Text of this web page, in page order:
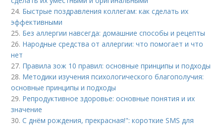
24. Быстрые поздравления коллегам: как сделать их
эффективными
25. Без аллергии навсегда: домашние способы и рецепты
26. Народные средства от аллергии: что помогает и что
нет
27. Правила зож 10 правил: основные принципы и подходы
28. Методики изучения психологического благополучия:
основные принципы и подходы
29. Репродуктивное здоровье: основные понятия и их
значение
30.С днём рождения, прекрасная!": короткие SMS для